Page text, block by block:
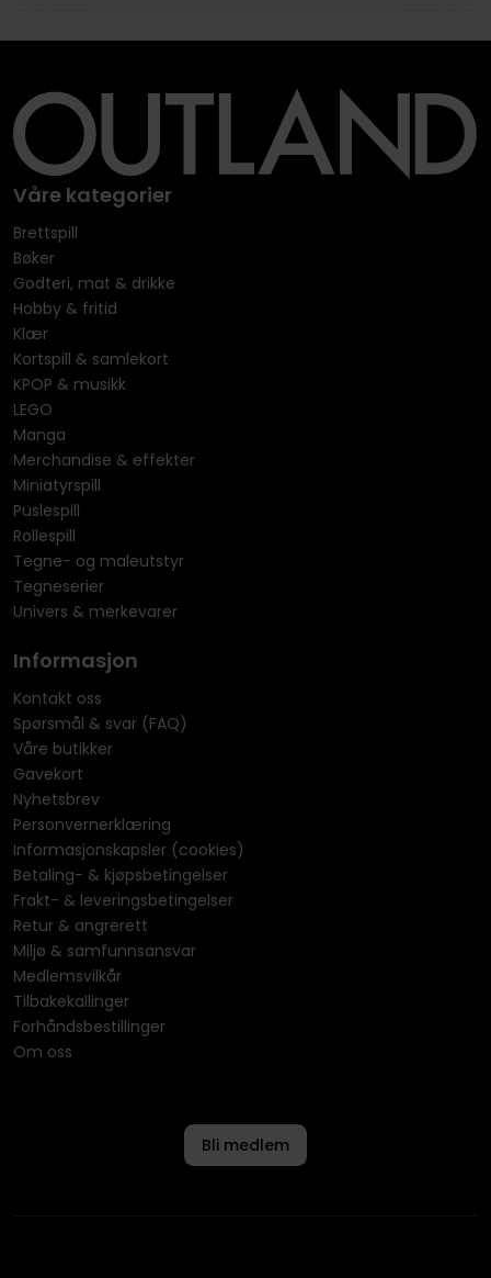
Våre kategorier
Brettspill
Bøker
Godteri, mat & drikke
Hobby & fritid
Klær
Kortspill & samlekort
KPOP & musikk
LEGO
Manga
Merchandise & effekter
Miniatyrspill
Puslespill
Rollespill
Tegne- og maleutstyr
Tegneserier
Univers & merkevarer
Informasjon
Kontakt oss
Spørsmål & svar (FAQ)
Våre butikker
Gavekort
Nyhetsbrev
Personvernerklæring
Informasjonskapsler (cookies)
Betaling- & kjøpsbetingelser
Frakt- & leveringsbetingelser
Retur & angrerett
Miljø & samfunnsansvar
Medlemsvilkår
Tilbakekallinger
Forhåndsbestillinger
Om oss
Bli medlem